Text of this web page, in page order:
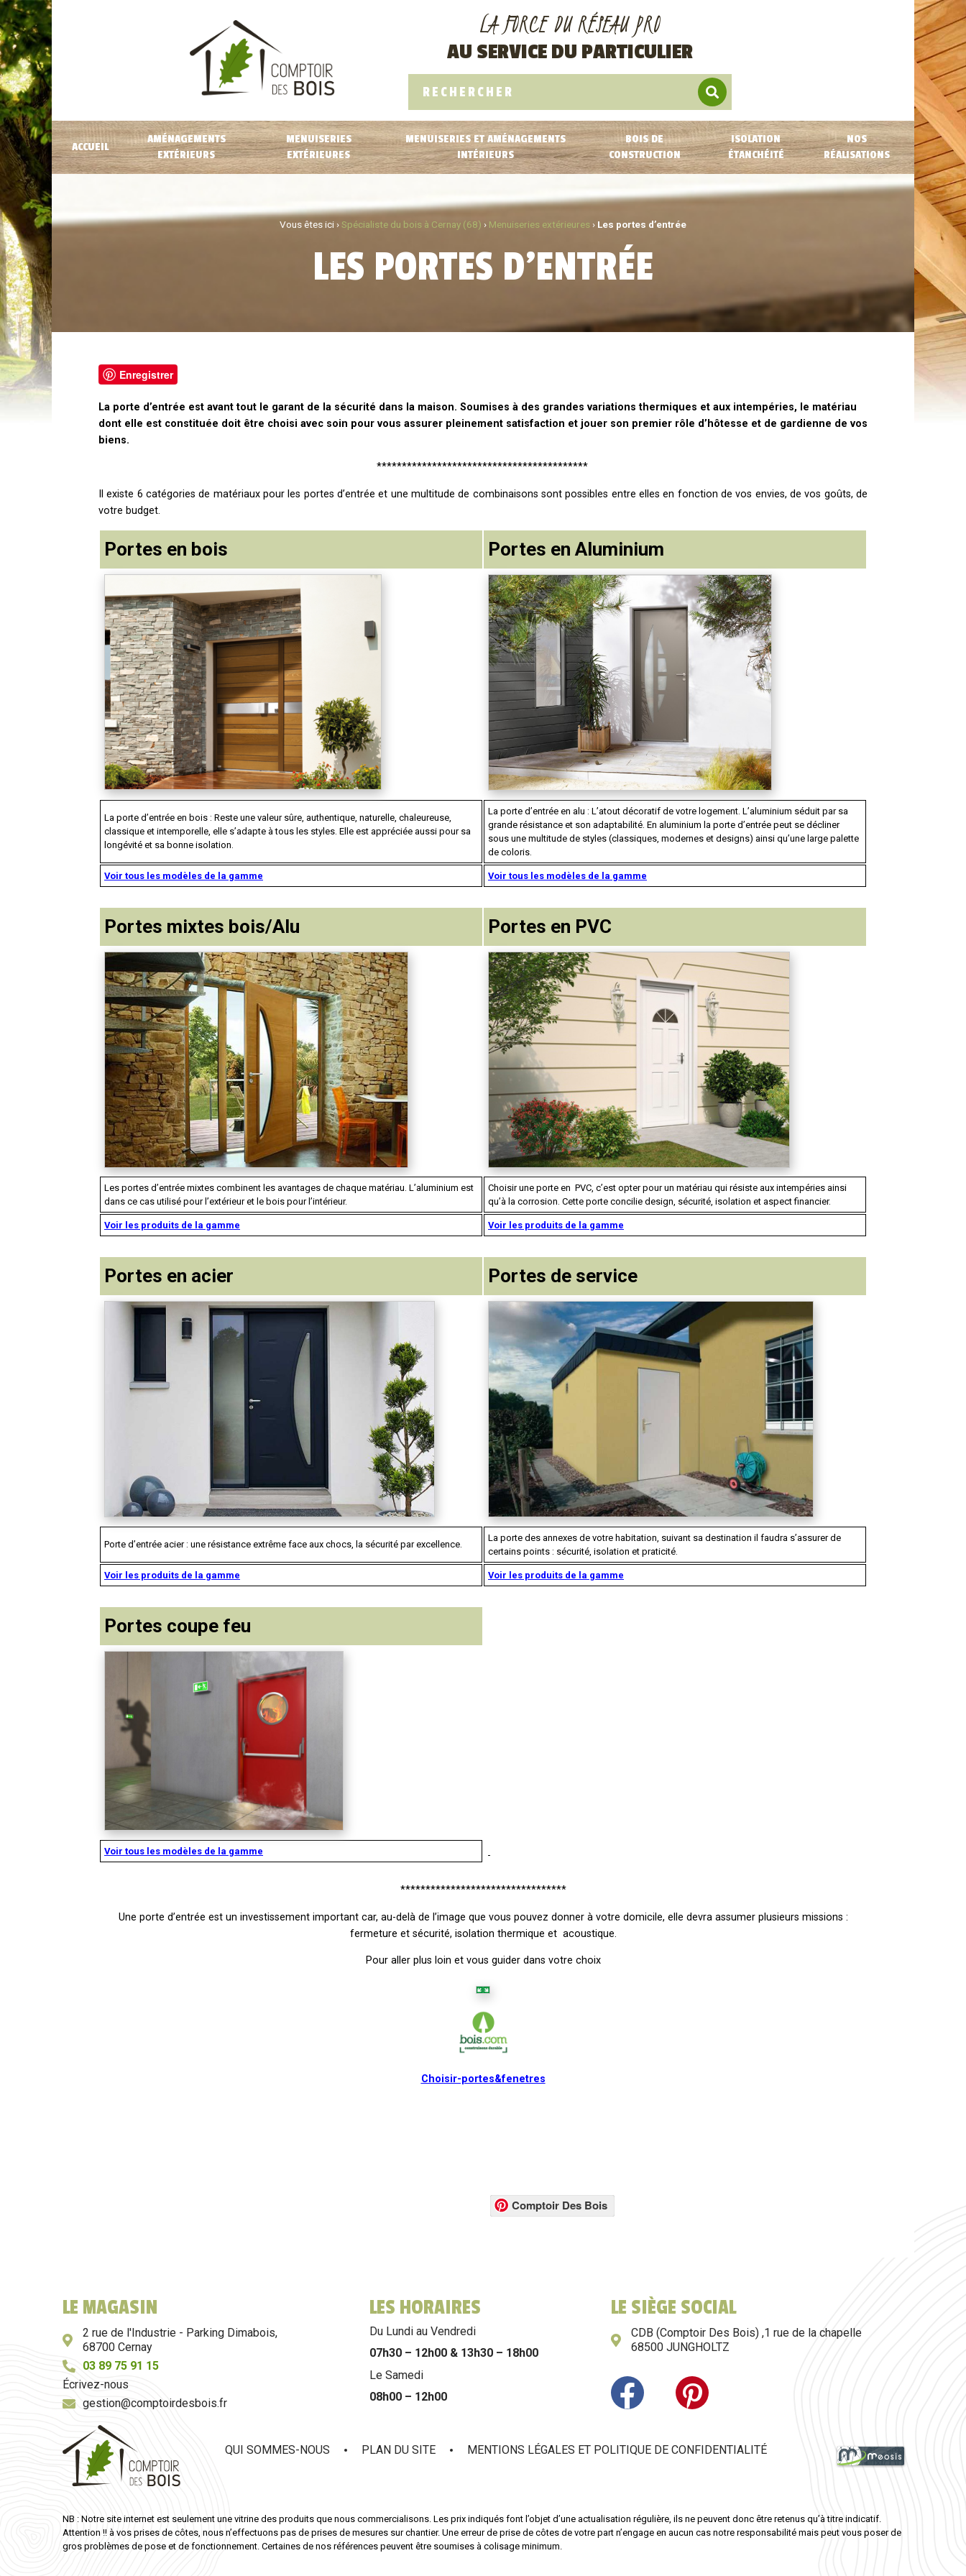
LA FORCE DU RÉSEAU PRO
AU SERVICE DU PARTICULIER
ACCUEIL
AMÉNAGEMENTS
EXTÉRIEURS
MENUISERIES
EXTÉRIEURES
MENUISERIES ET AMÉNAGEMENTS
INTÉRIEURS
BOIS DE
CONSTRUCTION
ISOLATION
ÉTANCHÉITÉ
NOS
RÉALISATIONS
Vous êtes ici ›Spécialiste du bois à Cernay (68) › Menuiseries extérieures › Les portes d’entrée
LES PORTES D’ENTRÉE
Enregistrer
La porte d’entrée est avant tout le garant de la sécurité dans la maison. Soumises à des grandes variations thermiques et aux intempéries, le matériau
dont elle est constituée doit être choisi avec soin pour vous assurer pleinement satisfaction et jouer son premier rôle d’hôtesse et de gardienne de vos
biens.
******************************************.
existe 6 catégories de matériaux pour les portes d’entrée et une multitude de combinaisons sont possibles entre elles en fonction de vos envies, de vos goûts, de
votre budget.
Portes en bois Portes en Aluminium
La porte d’entrée en bois : Reste une valeur sûre, authentique, naturelle, chaleureuse,
classique et intemporelle, elle s’adapte à tous les styles. Elle est appréciée aussi pour sa
longévité et sa bonne isolation.
La porte d’entrée en alu : L’atout décoratif de votre logement. L’aluminium séduit par sa
grande résistance et son adaptabilité. En aluminium la porte d’entrée peut se décliner
sous une multitude de styles (classiques, modernes et designs) ainsi qu’une large palette
de coloris.
Voir tous les modèles de la gamme Voir tous les modèles de la gamme
Portes mixtes bois/Alu Portes en PVC
Les portes d’entrée mixtes combinent les avantages de chaque matériau. L’aluminium est
dans ce cas utilisé pour l’extérieur et le bois pour l’intérieur.
Choisir une porte en PVC, c’est opter pour un matériau qui résiste aux intempéries ainsi
qu’à la corrosion. Cette porte concilie design, sécurité, isolation et aspect financier.
Voir les produits de la gamme Voir les produits de la gamme
Portes en acier Portes de service
Porte d’entrée acier : une résistance extrême face aux chocs, la sécurité par excellence.
La porte des annexes de votre habitation, suivant sa destination il faudra s’assurer de
certains points : sécurité, isolation et praticité.
Voir les produits de la gamme Voir les produits de la gamme
Portes coupe feu
Voir tous les modèles de la gamme
*********************************
Une porte d’entrée est un investissement important car, au-delà de l’image que vous pouvez donner à votre domicile, elle devra assumer plusieurs missions :
fermeture et sécurité, isolation thermique et acoustique.
Pour aller plus loin et vous guider dans votre choix
Choisir-portes&fenetres
Comptoir Des Bois
LE MAGASIN
2 rue de l'Industrie - Parking Dimabois,
68700 Cernay
03 89 75 91 15
Écrivez-nous
gestion@comptoirdesbois.fr
LES HORAIRES
Du Lundi au Vendredi
07h30 – 12h00 & 13h30 – 18h00
Le Samedi
08h00 – 12h00
LE SIÈGE SOCIAL
CDB (Comptoir Des Bois) ,1 rue de la chapelle
68500 JUNGHOLTZ
QUI SOMMES-NOUS PLAN DU SITE MENTIONS LÉGALES ET POLITIQUE DE CONFIDENTIALITÉ
NB : Notre site internet est seulement une vitrine des produits que nous commercialisons. Les prix indiqués font l’objet d’une actualisation régulière, ils ne peuvent donc être retenus qu’à titre indicatif.
Attention !! à vos prises de côtes, nous n’effectuons pas de prises de mesures sur chantier. Une erreur de prise de côtes de votre part n’engage en aucun cas notre responsabilité mais peut vous poser de
gros problèmes de pose et de fonctionnement. Certaines de nos références peuvent être soumises à colisage minimum.